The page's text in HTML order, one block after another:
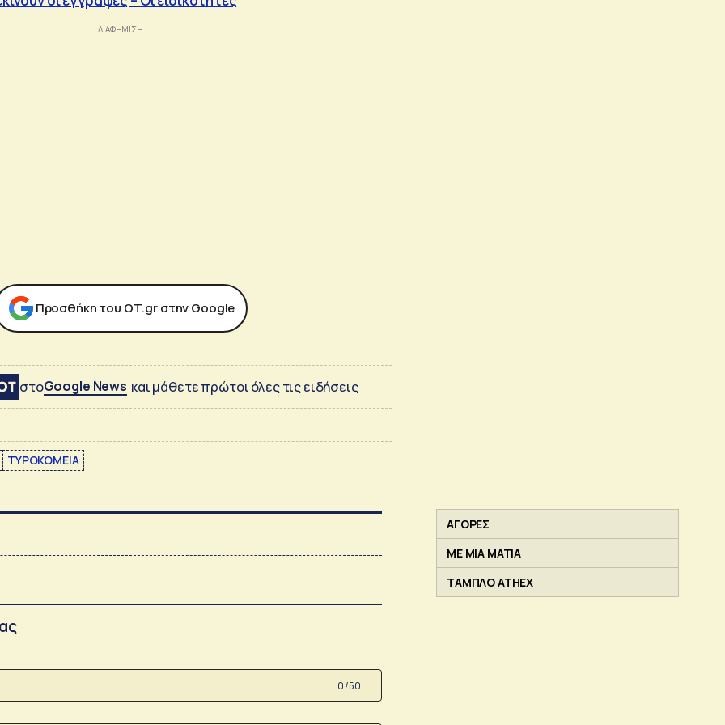
Προσθήκη του ΟΤ.gr στην Google
στοGoogle News και μάθετε πρώτοι όλες τις ειδήσεις
ΤΥΡΟΚΟΜΕΙΑ
0 /50
ΑΓΟΡΕΣ
ΜΕ ΜΙΑ ΜΑΤΙΑ
ΤΑΜΠΛΟ ATHEX